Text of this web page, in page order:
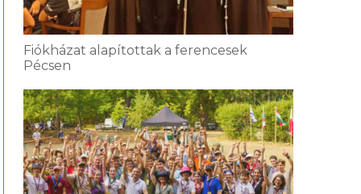
Fiókházat alapítottak a ferencesek
Pécsen